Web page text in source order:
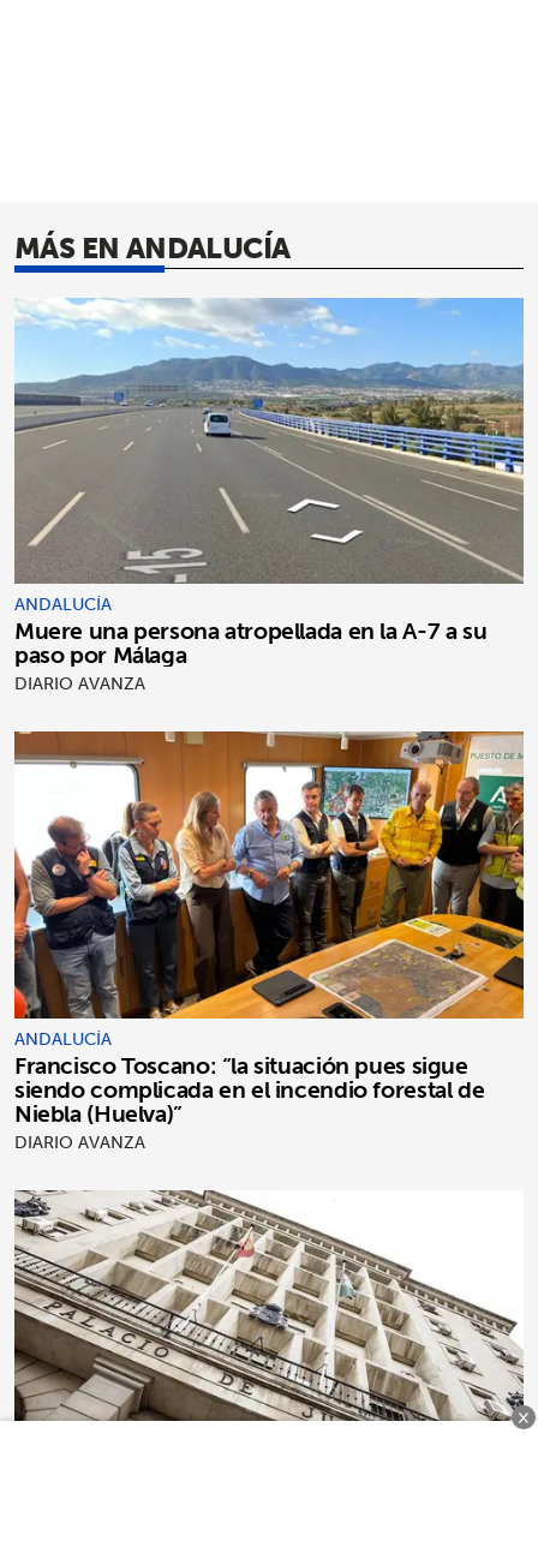
MÁS EN ANDALUCÍA
ANDALUCÍA
Muere una persona atropellada en la A-7 a su
paso por Málaga
DIARIO AVANZA
ANDALUCÍA
Francisco Toscano: “la situación pues sigue
siendo complicada en el incendio forestal de
Niebla (Huelva)”
DIARIO AVANZA
×